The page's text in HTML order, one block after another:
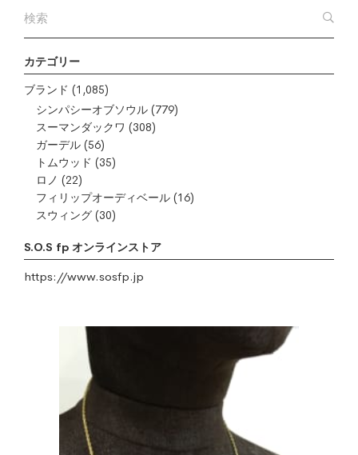
カテゴリー
ブランド (1,085)
シンパシーオブソウル (779)
スーマンダックワ (308)
ガーデル (56)
トムウッド (35)
ロノ (22)
フィリップオーディベール (16)
スウィング (30)
S.O.S fp オンラインストア
https://www.sosfp.jp